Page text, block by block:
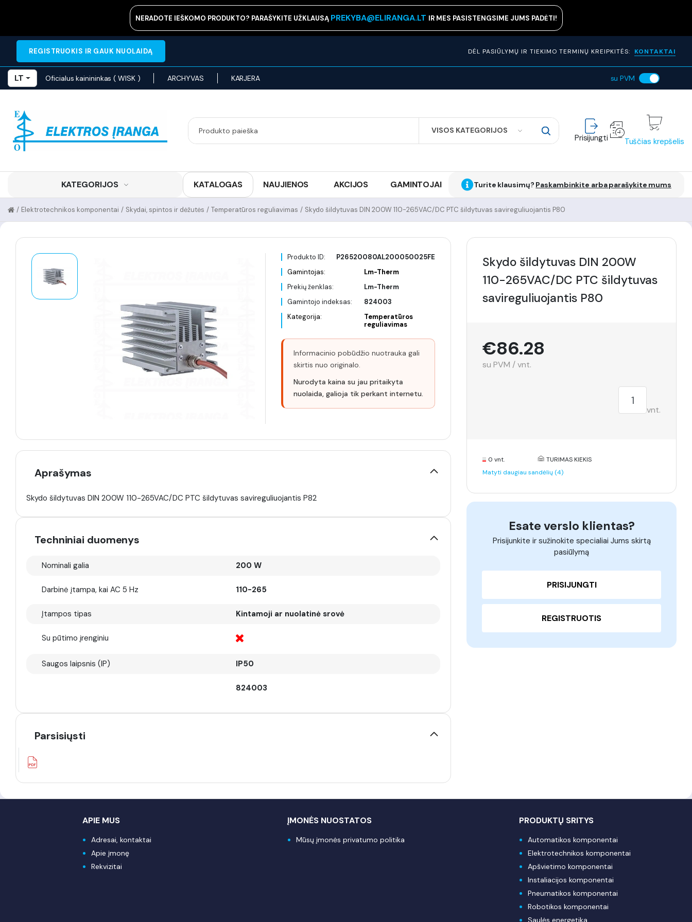
NERADOTE IEŠKOMO PRODUKTO? PARAŠYKITE UŽKLAUSĄ PREKYBA@ELIRANGA.LT IR MES PASISTENGSIME JUMS PADĖTI!
REGISTRUOKIS IR GAUK NUOLAIDĄ DĖL PASIŪLYMŲ IR TIEKIMO TERMINŲ KREIPKITĖS: KONTAKTAI
LT Oficialus kainininkas ( WISK ) ARCHYVAS KARJERA su PVM
VISOS KATEGORIJOS
SEARCH Prisijungti Tuščias krepšelis
KATEGORIJOS KATALOGAS NAUJIENOS AKCIJOS GAMINTOJAI Turite klausimų? Paskambinkite arba parašykite mums
Skydo šildytuvas DIN 200W 110-265VAC/DC PTC šildytuvas savireguliuojantis P80
/
Temperatūros reguliavimas
/
Skydai, spintos ir dėžutės
/
Elektrotechnikos komponentai
/
Produkto ID:
P26520080AL200050025FE
Gamintojas:
Lm-Therm
Prekių ženklas:
Lm-Therm
Gamintojo indeksas:
824003
Kategorija:
Temperatūros
reguliavimas
Informacinio pobūdžio nuotrauka gali
skirtis nuo originalo.
Nurodyta kaina su jau pritaikyta
nuolaida, galioja tik perkant internetu.
Aprašymas
Skydo šildytuvas DIN 200W 110-265VAC/DC PTC šildytuvas savireguliuojantis P82
Techniniai duomenys
Nominali galia 200 W
Darbinė įtampa, kai AC 5 Hz 110-265
Įtampos tipas Kintamoji ar nuolatinė srovė
Su pūtimo įrenginiu
Saugos laipsnis (IP) IP50
824003
Parsisiųsti
Skydo šildytuvas DIN 200W
110-265VAC/DC PTC šildytuvas
savireguliuojantis P80
€86.28
su PVM / vnt.
vnt.
0 vnt.
TURIMAS KIEKIS
Matyti daugiau sandėlių (4)
Esate verslo klientas?
Prisijunkite ir sužinokite specialiai Jums skirtą
pasiūlymą
PRISIJUNGTI
REGISTRUOTIS
APIE MUS
Adresai, kontaktai
Apie įmonę
Rekvizitai
ĮMONĖS NUOSTATOS
Mūsų įmonės privatumo politika
PRODUKTŲ SRITYS
Automatikos komponentai
Elektrotechnikos komponentai
Apšvietimo komponentai
Instaliacijos komponentai
Pneumatikos komponentai
Robotikos komponentai
Saulės energetika